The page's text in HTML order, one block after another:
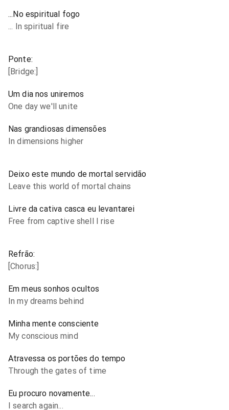
...No espiritual fogo
... In spiritual fire
Ponte:
[Bridge:]
Um dia nos uniremos
One day we'll unite
Nas grandiosas dimensões
In dimensions higher
Deixo este mundo de mortal servidão
Leave this world of mortal chains
Livre da cativa casca eu levantarei
Free from captive shell I rise
Refrão:
[Chorus:]
Em meus sonhos ocultos
In my dreams behind
Minha mente consciente
My conscious mind
Atravessa os portões do tempo
Through the gates of time
Eu procuro novamente...
I search again...